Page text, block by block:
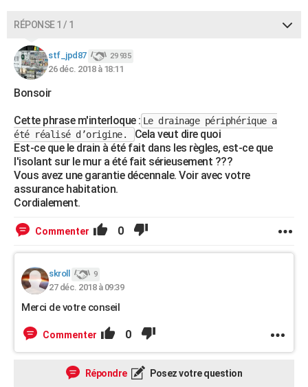
RÉPONSE 1 / 1
stf_jpd87 29 935
26 déc. 2018 à 18:11
Bonsoir
Cette phrase m'interloque : Le drainage périphérique a
été réalisé d’origine.
Cela veut dire quoi
Est-ce que le drain à été fait dans les règles, est-ce que
l'isolant sur le mur a été fait sérieusement ???
Vous avez une garantie décennale. Voir avec votre
assurance habitation.
Cordialement.
Commenter 0
skroll 9
27 déc. 2018 à 09:39
Merci de votre conseil
Commenter 0
Répondre Posez votre question